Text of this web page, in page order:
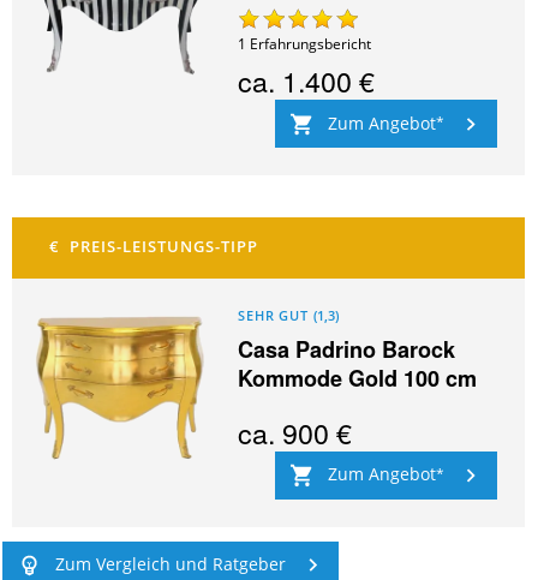
1 Erfahrungsbericht
ca. 1.400 €
Zum Angebot
SEHR GUT (1,3)
Casa Padrino Barock
Kommode Gold 100 cm
ca. 900 €
Zum Angebot
Zum Vergleich und Ratgeber